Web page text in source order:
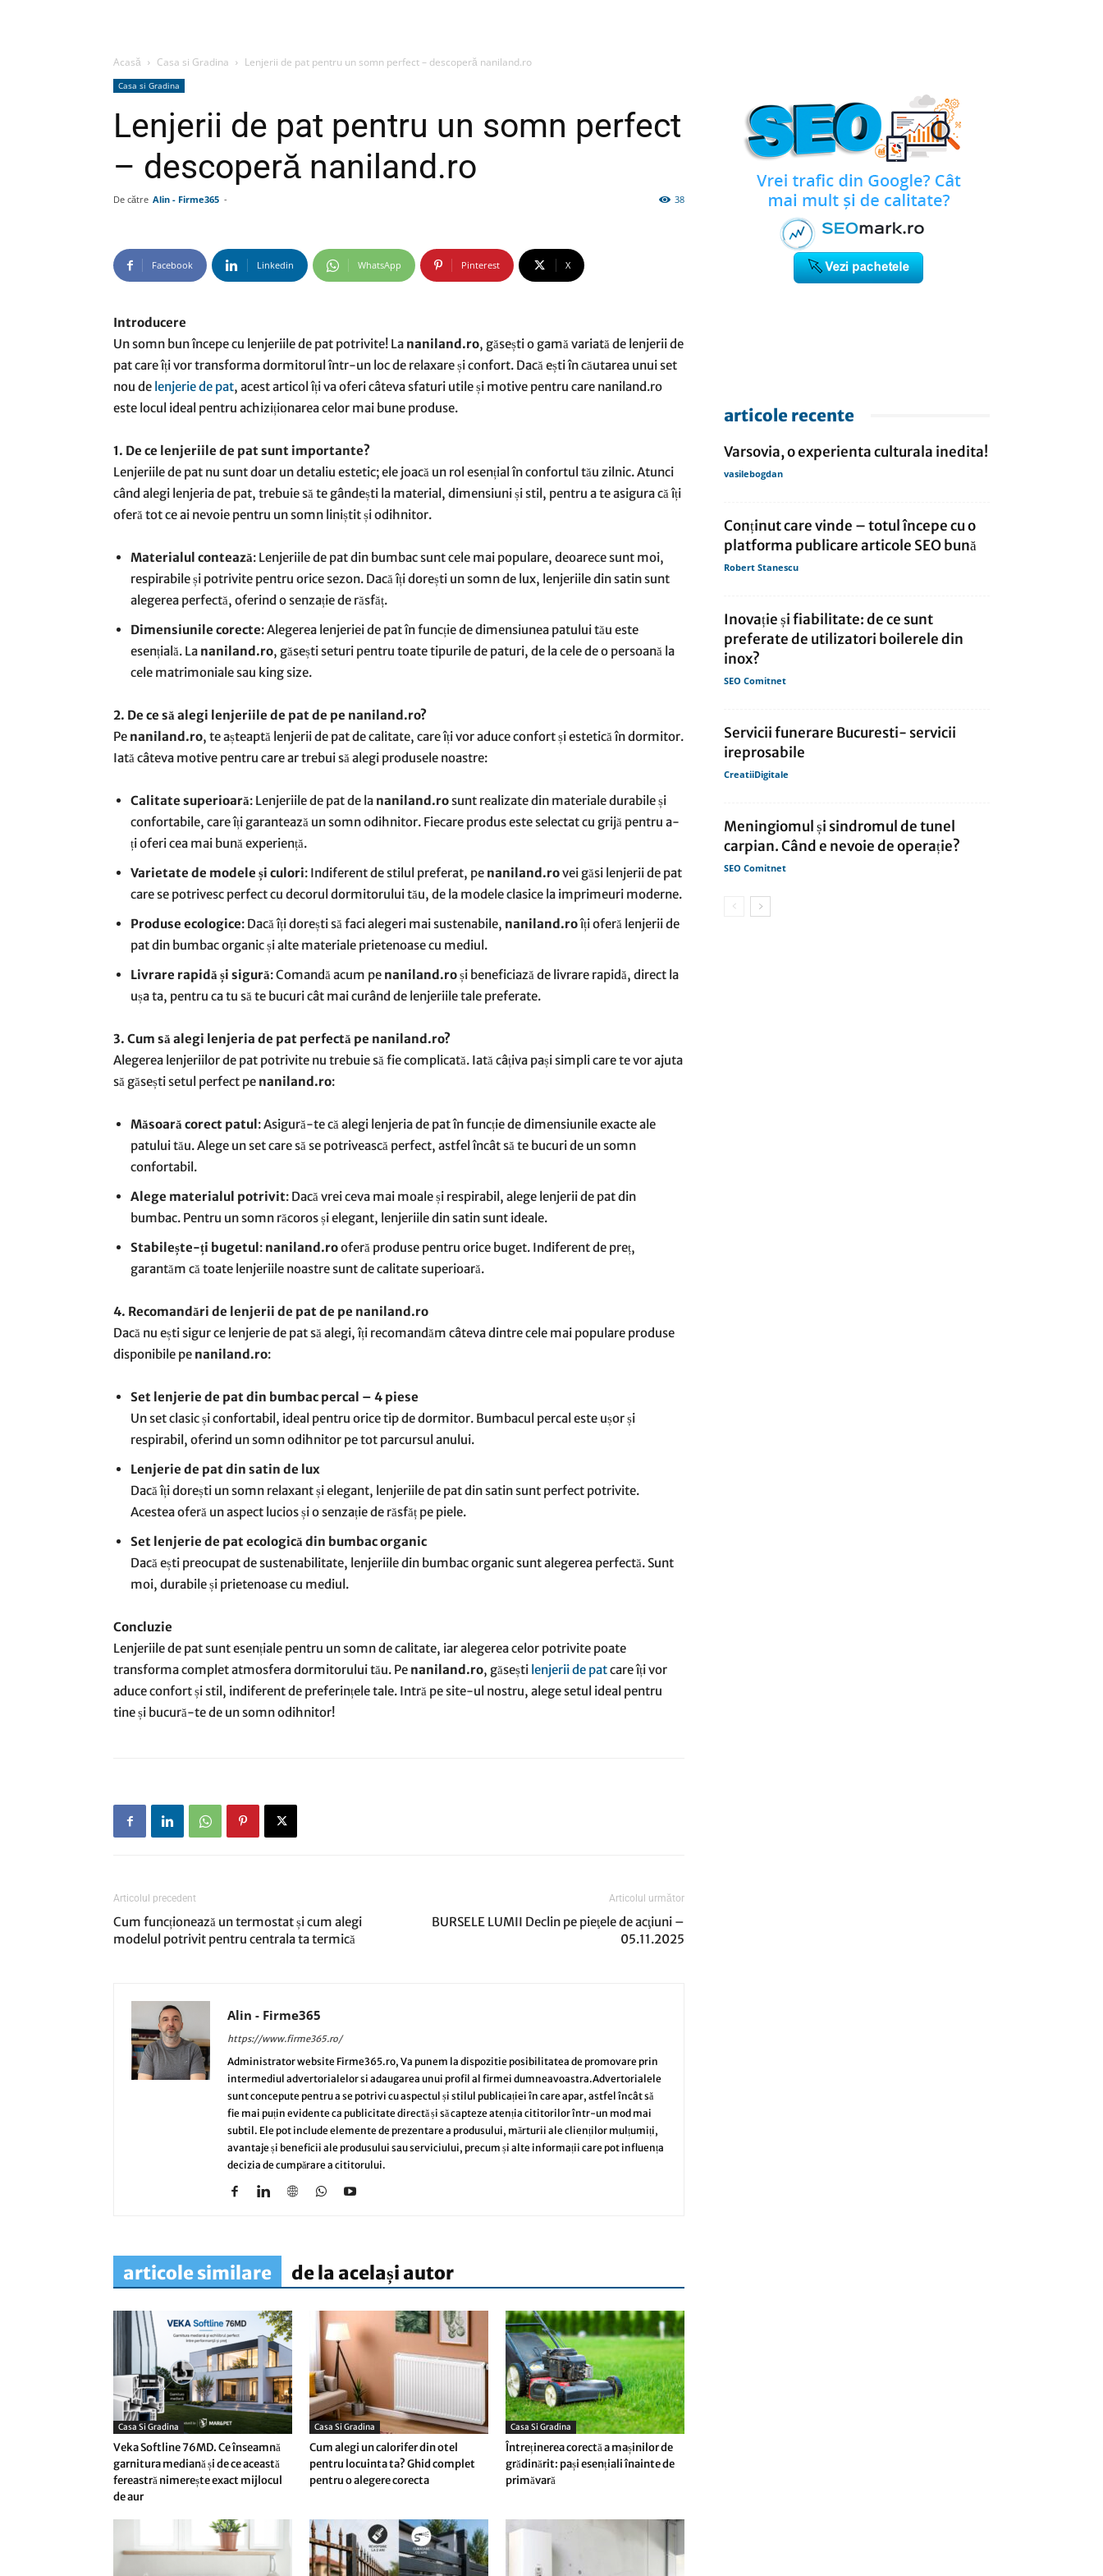
Acasă Casa si Gradina Lenjerii de pat pentru un somn perfect – descoperă naniland.ro
Casa si Gradina
Lenjerii de pat pentru un somn perfect
– descoperă naniland.ro
De către Alin - Firme365 - 38
Facebook Linkedin WhatsApp Pinterest X
Introducere
Un somn bun începe cu lenjeriile de pat potrivite! La naniland.ro, găsești o gamă variată de lenjerii de
pat care îți vor transforma dormitorul într-un loc de relaxare și confort. Dacă ești în căutarea unui set
nou de lenjerie de pat, acest articol îți va oferi câteva sfaturi utile și motive pentru care naniland.ro
este locul ideal pentru achiziționarea celor mai bune produse.
1. De ce lenjeriile de pat sunt importante?
Lenjeriile de pat nu sunt doar un detaliu estetic; ele joacă un rol esențial în confortul tău zilnic. Atunci
când alegi lenjeria de pat, trebuie să te gândești la material, dimensiuni și stil, pentru a te asigura că îți
oferă tot ce ai nevoie pentru un somn liniștit și odihnitor.
Materialul contează: Lenjeriile de pat din bumbac sunt cele mai populare, deoarece sunt moi,
respirabile și potrivite pentru orice sezon. Dacă îți dorești un somn de lux, lenjeriile din satin sunt
alegerea perfectă, oferind o senzație de răsfăț.
Dimensiunile corecte: Alegerea lenjeriei de pat în funcție de dimensiunea patului tău este
esențială. La naniland.ro, găsești seturi pentru toate tipurile de paturi, de la cele de o persoană la
cele matrimoniale sau king size.
2. De ce să alegi lenjeriile de pat de pe naniland.ro?
Pe naniland.ro, te așteaptă lenjerii de pat de calitate, care îți vor aduce confort și estetică în dormitor.
Iată câteva motive pentru care ar trebui să alegi produsele noastre:
Calitate superioară: Lenjeriile de pat de la naniland.rosunt realizate din materiale durabile și
confortabile, care îți garantează un somn odihnitor. Fiecare produs este selectat cu grijă pentru a-
ți oferi cea mai bună experiență.
Varietate de modele și culori: Indiferent de stilul preferat, pe naniland.rovei găsi lenjerii de pat
care se potrivesc perfect cu decorul dormitorului tău, de la modele clasice la imprimeuri moderne.
Produse ecologice: Dacă îți dorești să faci alegeri mai sustenabile, naniland.roîți oferă lenjerii de
pat din bumbac organic și alte materiale prietenoase cu mediul.
Livrare rapidă și sigură: Comandă acum pe naniland.roși beneficiază de livrare rapidă, direct la
ușa ta, pentru ca tu să te bucuri cât mai curând de lenjeriile tale preferate.
3. Cum să alegi lenjeria de pat perfectă pe naniland.ro?
Alegerea lenjeriilor de pat potrivite nu trebuie să fie complicată. Iată câțiva pași simpli care te vor ajuta
să găsești setul perfect pe naniland.ro:
Măsoară corect patul: Asigură-te că alegi lenjeria de pat în funcție de dimensiunile exacte ale
patului tău. Alege un set care să se potrivească perfect, astfel încât să te bucuri de un somn
confortabil.
Alege materialul potrivit: Dacă vrei ceva mai moale și respirabil, alege lenjerii de pat din
bumbac. Pentru un somn răcoros și elegant, lenjeriile din satin sunt ideale.
Stabilește-ți bugetul: naniland.rooferă produse pentru orice buget. Indiferent de preț,
garantăm că toate lenjeriile noastre sunt de calitate superioară.
4. Recomandări de lenjerii de pat de pe naniland.ro
Dacă nu ești sigur ce lenjerie de pat să alegi, îți recomandăm câteva dintre cele mai populare produse
disponibile pe naniland.ro:
Set lenjerie de pat din bumbac percal – 4 piese
Un set clasic și confortabil, ideal pentru orice tip de dormitor. Bumbacul percal este ușor și
respirabil, oferind un somn odihnitor pe tot parcursul anului.
Lenjerie de pat din satin de lux
Dacă îți dorești un somn relaxant și elegant, lenjeriile de pat din satin sunt perfect potrivite.
Acestea oferă un aspect lucios și o senzație de răsfăț pe piele.
Set lenjerie de pat ecologică din bumbac organic
Dacă ești preocupat de sustenabilitate, lenjeriile din bumbac organic sunt alegerea perfectă. Sunt
moi, durabile și prietenoase cu mediul.
Concluzie
Lenjeriile de pat sunt esențiale pentru un somn de calitate, iar alegerea celor potrivite poate
transforma complet atmosfera dormitorului tău. Pe naniland.ro, găsești lenjerii de patcare îți vor
aduce confort și stil, indiferent de preferințele tale. Intră pe site-ul nostru, alege setul ideal pentru
tine și bucură-te de un somn odihnitor!
Articolul precedent
Cum funcționează un termostat și cum alegi
modelul potrivit pentru centrala ta termică
Articolul următor
BURSELE LUMII Declin pe pieţele de acţiuni –
05.11.2025
Alin - Firme365
https://www.firme365.ro/
Administrator website Firme365.ro, Va punem la dispozitie posibilitatea de promovare prin
intermediul advertorialelor si adaugarea unui profil al firmei dumneavoastra.Advertorialele
sunt concepute pentru a se potrivi cu aspectul și stilul publicației în care apar, astfel încât să
fie mai puțin evidente ca publicitate directă și să capteze atenția cititorilor într-un mod mai
subtil. Ele pot include elemente de prezentare a produsului, mărturii ale clienților mulțumiți,
avantaje și beneficii ale produsului sau serviciului, precum și alte informații care pot influența
decizia de cumpărare a cititorului.
articole similare de la același autor
Casa Si Gradina
Veka Softline 76MD. Ce înseamnă
garnitura mediană și de ce această
fereastră nimerește exact mijlocul
de aur
Casa Si Gradina
Cum alegi un calorifer din otel
pentru locuinta ta? Ghid complet
pentru o alegere corecta
Casa Si Gradina
Întreținerea corectă a mașinilor de
grădinărit: pași esențiali înainte de
primăvară
articole recente
Varsovia, o experienta culturala inedita!
vasilebogdan
Conținut care vinde – totul începe cu o
platforma publicare articole SEO bună
Robert Stanescu
Inovație și fiabilitate: de ce sunt
preferate de utilizatori boilerele din
inox?
SEO Comitnet
Servicii funerare Bucuresti- servicii
ireprosabile
CreatiiDigitale
Meningiomul și sindromul de tunel
carpian. Când e nevoie de operație?
SEO Comitnet